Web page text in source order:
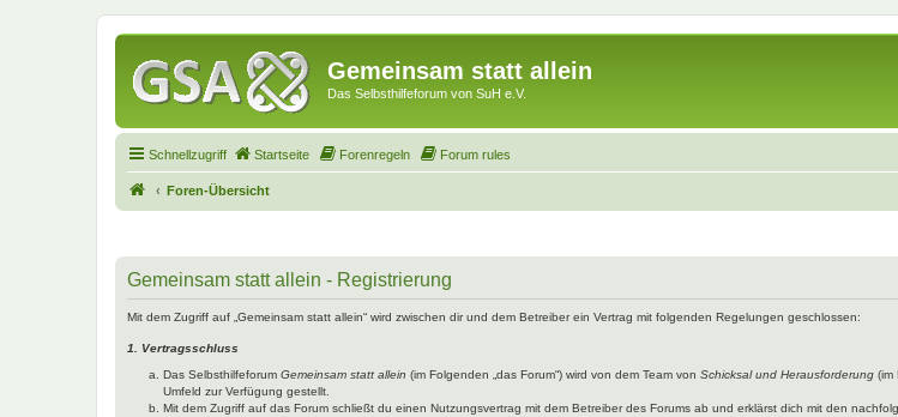
Gemeinsam statt allein
Das Selbsthilfeforum von SuH e.V.
Schnellzugriff Startseite Forenregeln Forum rules
Foren-Übersicht
Gemeinsam statt allein - Registrierung
Mit dem Zugriff auf „Gemeinsam statt allein“ wird zwischen dir und dem Betreiber ein Vertrag mit folgenden Regelungen geschlossen:
1. Vertragsschluss
Das Selbsthilfeforum Gemeinsam statt allein (im Folgenden „das Forum“) wird von dem Team von Schicksal und Herausforderung (im
Umfeld zur Verfügung gestellt.
Mit dem Zugriff auf das Forum schließt du einen Nutzungsvertrag mit dem Betreiber des Forums ab und erklärst dich mit den